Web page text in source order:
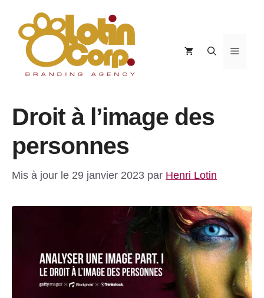
contenu
Menu
Droit à l’image des
personnes
Mis à jour le 29 janvier 2023 par Henri Lotin